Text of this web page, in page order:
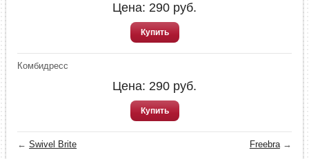
Цена: 290 руб.
Купить
Комбидресс
Цена: 290 руб.
Купить
←Swivel Brite Freebra→